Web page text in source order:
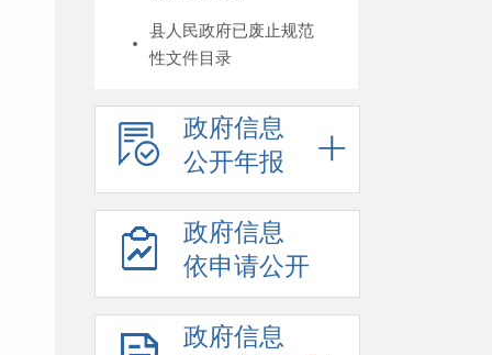
县人民政府已废止规范
性文件目录
政府信息
公开年报
政府信息
依申请公开
政府信息